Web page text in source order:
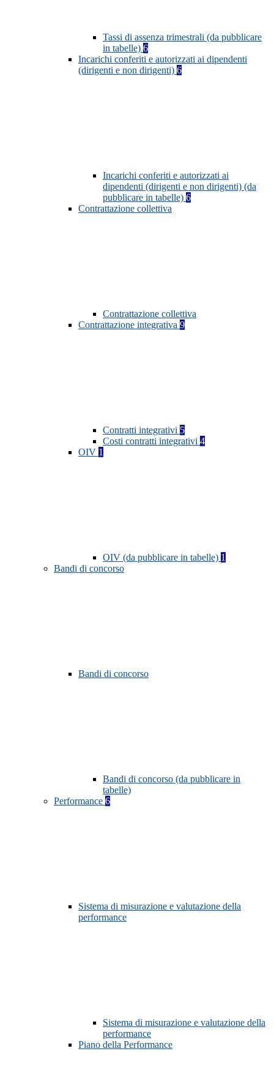
Tassi di assenza trimestrali (da pubblicare
in tabelle) 6
Incarichi conferiti e autorizzati ai dipendenti
(dirigenti e non dirigenti) 6
Incarichi conferiti e autorizzati ai
dipendenti (dirigenti e non dirigenti) (da
pubblicare in tabelle) 6
Contrattazione collettiva
Contrattazione collettiva
Contrattazione integrativa 9
Contratti integrativi 5
Costi contratti integrativi 4
OIV 1
OIV (da pubblicare in tabelle) 1
Bandi di concorso
Bandi di concorso
Bandi di concorso (da pubblicare in
tabelle)
Performance 6
Sistema di misurazione e valutazione della
performance
Sistema di misurazione e valutazione della
performance
Piano della Performance